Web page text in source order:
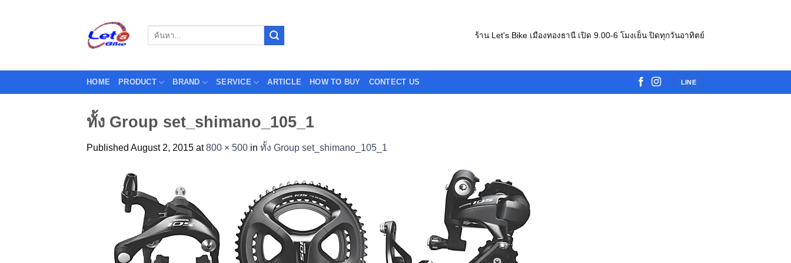
Search
ร้าน Let's Bike เมืองทองธานี เปิด 9.00-6 โมงเย็น ปิดทุกวันอาทิตย์
HOME PRODUCT BRAND SERVICE ARTICLE HOW TO BUY CONTECT US LINE
ทั้ง Group set_shimano_105_1
Published August 2, 2015 at800 × 500 in ทั้ง Group set_shimano_105_1